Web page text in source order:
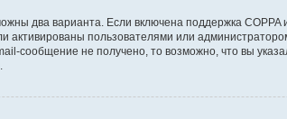
два варианта. Если включена поддержка
пользователями или
сообщение не получено, то возможно, что вы